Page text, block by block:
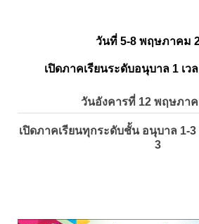
วันที่ 5-8 พฤษภาคม
เปิดภาคเรียนระดับอนุบาล 1 เว
วันอังคารที่ 12 พฤษภา
เปิดภาคเรียนทุกระดับชั้น อนุบาล 1-
3